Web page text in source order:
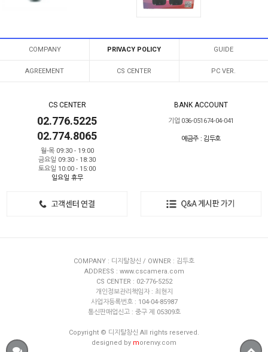
COMPANY PRIVACY POLICY GUIDE
AGREEMENT CS CENTER PC VER.
CS CENTER
02.776.5225
02.774.8065
월-목 09:30 - 19:00
금요일 09:30 - 18:30
토요일 10:00 - 15:00
일요일 휴무
BANK ACCOUNT
기업 036-051674-04-041
예금주 : 김두호
COMPANY : 디지탈창신 / OWNER : 김두호
ADDRESS : www.cscamera.com
CS CENTER : 02-776-5252
개인정보관리책임자 : 최현지
사업자등록번호 : 104-04-85987
통신판매업신고 : 중구 제 05309호
Copyright © 디지탈창신 All rights reserved.
designed by morenvy.com